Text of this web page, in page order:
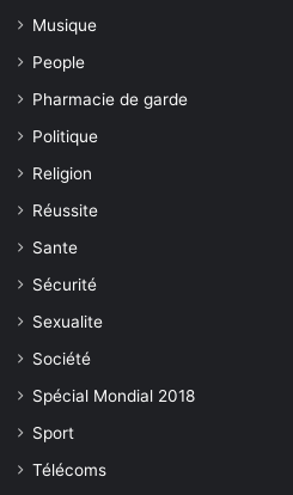
Musique
People
Pharmacie de garde
Politique
Religion
Réussite
Sante
Sécurité
Sexualite
Société
Spécial Mondial 2018
Sport
Télécoms